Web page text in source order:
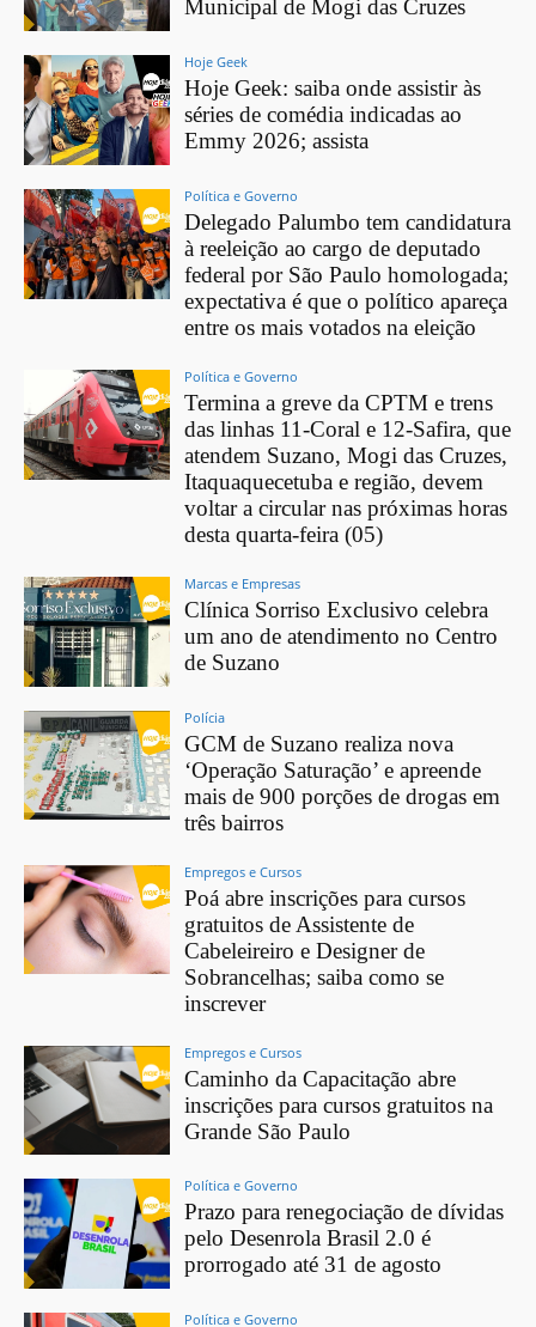
Municipal de Mogi das Cruzes
Hoje Geek
Hoje Geek: saiba onde assistir às
séries de comédia indicadas ao
Emmy 2026; assista
Política e Governo
Delegado Palumbo tem candidatura
à reeleição ao cargo de deputado
federal por São Paulo homologada;
expectativa é que o político apareça
entre os mais votados na eleição
Política e Governo
Termina a greve da CPTM e trens
das linhas 11-Coral e 12-Safira, que
atendem Suzano, Mogi das Cruzes,
Itaquaquecetuba e região, devem
voltar a circular nas próximas horas
desta quarta-feira (05)
Marcas e Empresas
Clínica Sorriso Exclusivo celebra
um ano de atendimento no Centro
de Suzano
Polícia
GCM de Suzano realiza nova
‘Operação Saturação’ e apreende
mais de 900 porções de drogas em
três bairros
Empregos e Cursos
Poá abre inscrições para cursos
gratuitos de Assistente de
Cabeleireiro e Designer de
Sobrancelhas; saiba como se
inscrever
Empregos e Cursos
Caminho da Capacitação abre
inscrições para cursos gratuitos na
Grande São Paulo
Política e Governo
Prazo para renegociação de dívidas
pelo Desenrola Brasil 2.0 é
prorrogado até 31 de agosto
Política e Governo